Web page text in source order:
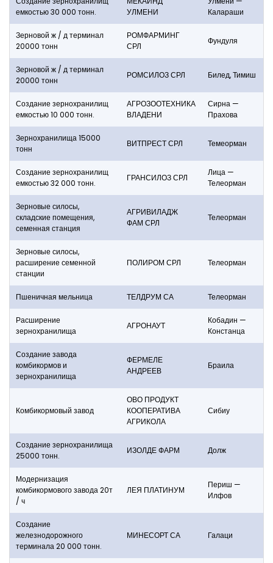
емкостью 30 000 тонн.
УЛМЕНИ
Калараши
Зерновой ж / д терминал
20000 тонн
РОМФАРМИНГ
СРЛ
Фундуля
Зерновой ж / д терминал
20000 тонн
РОМСИЛОЗ СРЛ Билед, Тимиш
Создание зернохранилищ
емкостью 10 000 тонн.
АГРОЗООТЕХНИКА
ВЛАДЕНИ
Сирна —
Прахова
Зернохранилища 15000
тонн
ВИТПРЕСТ СРЛ Темеорман
Создание зернохранилищ
емкостью 32 000 тонн.
ГРАНСИЛОЗ СРЛ
Лица —
Телеорман
Зерновые силосы,
складские помещения,
семенная станция
АГРИВИЛАДЖ
ФАМ СРЛ
Телеорман
Зерновые силосы,
расширение семенной
станции
ПОЛИРОМ СРЛ Телеорман
Пшеничная мельница ТЕЛДРУМ СА Телеорман
Расширение
зернохранилища
АГРОНАУТ
Кобадин —
Констанца
Создание завода
комбикормов и
зернохранилища
ФЕРМЕЛЕ
АНДРЕЕВ
Браила
Комбикормовый завод
ОВО ПРОДУКТ
КООПЕРАТИВА
АГРИКОЛА
Сибиу
Создание зернохранилища
25000 тонн.
ИЗОЛДЕ ФАРМ Долж
Модернизация
комбикормового завода 20т
/ ч
ЛЕЯ ПЛАТИНУМ
Периш —
Илфов
Создание
железнодорожного
терминала 20 000 тонн.
МИНЕСОРТ СА Галаци